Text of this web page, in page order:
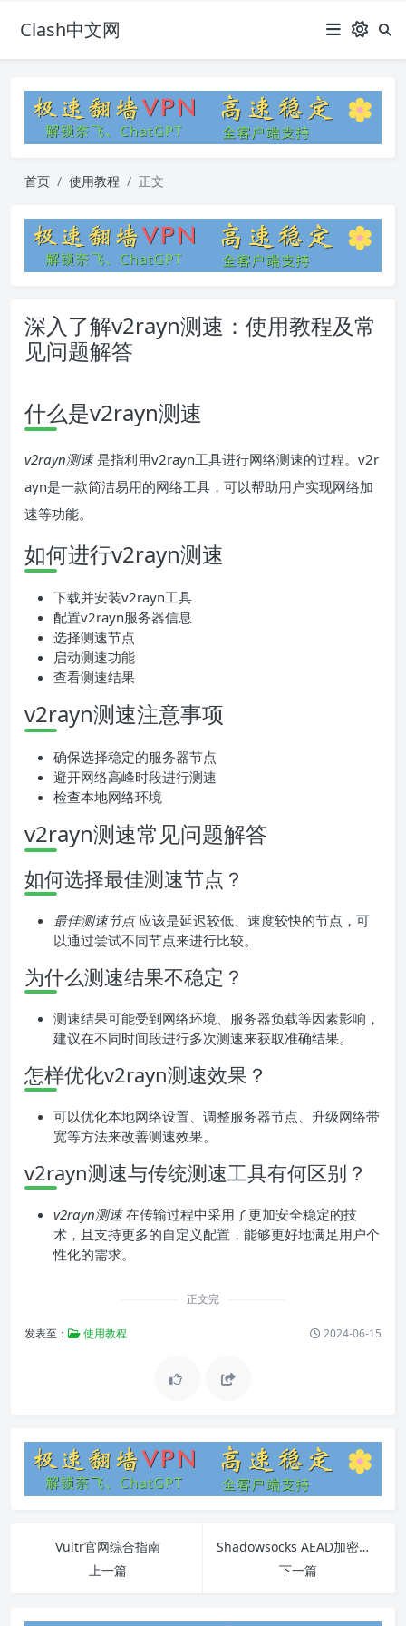
Clash中文网
首页 使用教程 正文
深入了解v2rayn测速：使用教程及常
见问题解答
什么是v2rayn测速
v2rayn测速是指利用v2rayn工具进行网络测速的过程。v2r
ayn是一款简洁易用的网络工具，可以帮助用户实现网络加
速等功能。
如何进行v2rayn测速
下载并安装v2rayn工具
配置v2rayn服务器信息
选择测速节点
启动测速功能
查看测速结果
v2rayn测速注意事项
确保选择稳定的服务器节点
避开网络高峰时段进行测速
检查本地网络环境
v2rayn测速常见问题解答
如何选择最佳测速节点？
最佳测速节点应该是延迟较低、速度较快的节点，可
以通过尝试不同节点来进行比较。
为什么测速结果不稳定？
测速结果可能受到网络环境、服务器负载等因素影响，
建议在不同时间段进行多次测速来获取准确结果。
怎样优化v2rayn测速效果？
可以优化本地网络设置、调整服务器节点、升级网络带
宽等方法来改善测速效果。
v2rayn测速与传统测速工具有何区别？
v2rayn测速在传输过程中采用了更加安全稳定的技
术，且支持更多的自定义配置，能够更好地满足用户个
性化的需求。
正文完
发表至： 使用教程 2024-06-15
Vultr官网综合指南
上一篇
Shadowsocks AEAD加密算法详解
下一篇